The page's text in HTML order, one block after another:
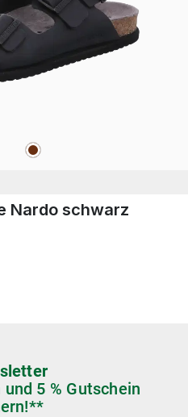
braun
Nardo schwarz
5 % Gutschein